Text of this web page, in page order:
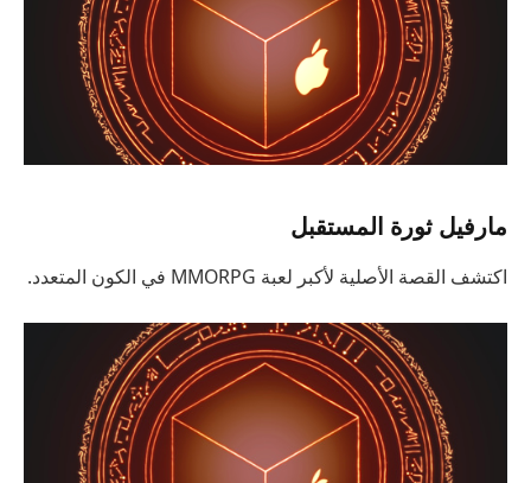
مارفيل ثورة المستقبل
اكتشف القصة الأصلية لأكبر لعبة MMORPG في الكون المتعدد.